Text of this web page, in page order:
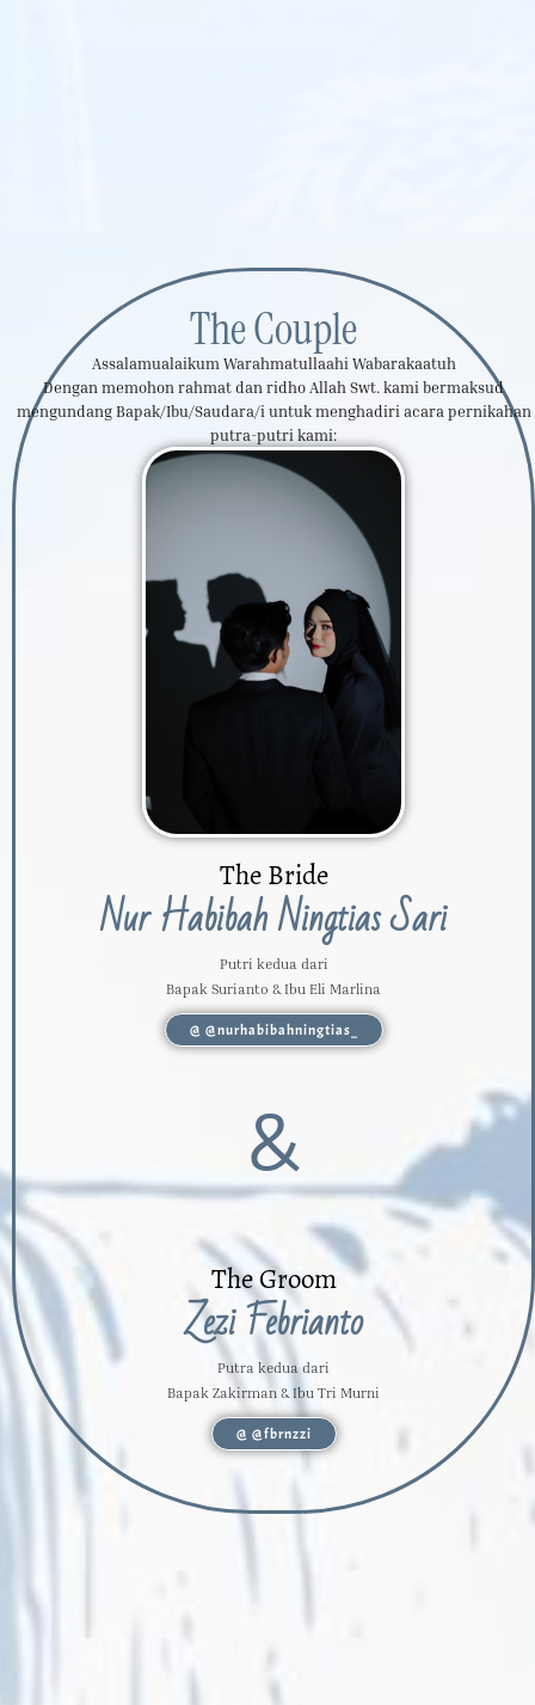
The Couple
Assalamualaikum Warahmatullaahi Wabarakaatuh
Dengan memohon rahmat dan ridho Allah Swt. kami bermaksud
mengundang Bapak/Ibu/Saudara/i untuk menghadiri acara pernikahan
putra-putri kami:
The Bride
Nur Habibah Ningtias Sari
Putri kedua dari
Bapak Surianto & Ibu Eli Marlina
@ @nurhabibahningtias_
&
The Groom
Zezi Febrianto
Putra kedua dari
Bapak Zakirman & Ibu Tri Murni
@ @fbrnzzi